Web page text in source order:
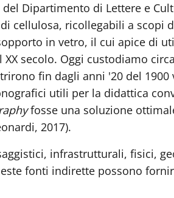
Dipartimento di Lettere e
cellulosa, ricollegabili a scopi
in vetro, il cui apice di
secolo. Oggi custodiamo
fin dagli anni '20 del 1900
utili per la didattica
fosse una soluzione
2017).
infrastrutturali, fisici,
fonti indirette possono